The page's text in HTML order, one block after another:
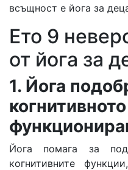
всъщност е йога за
Ето 9
от йога за
1. Йога
когнитивното
Йога помага за
когнитивните